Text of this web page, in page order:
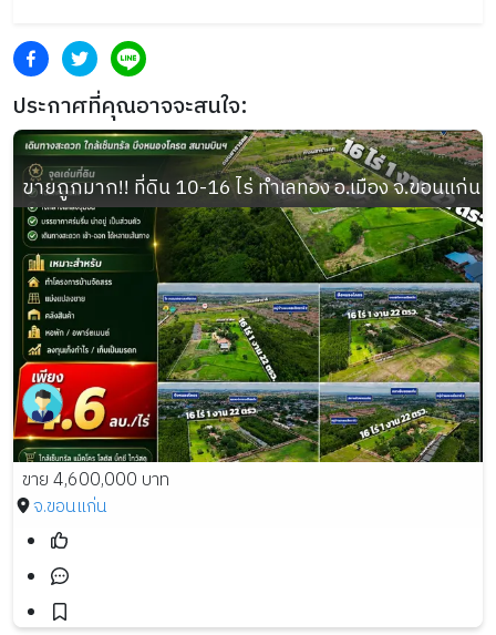
ประกาศที่คุณอาจจะสนใจ:
ขายถูกมาก!! ที่ดิน 10-16 ไร่ ทำเลทอง อ.เมือง จ.ขอนแก่น
ขาย 4,600,000 บาท
จ.ขอนแก่น